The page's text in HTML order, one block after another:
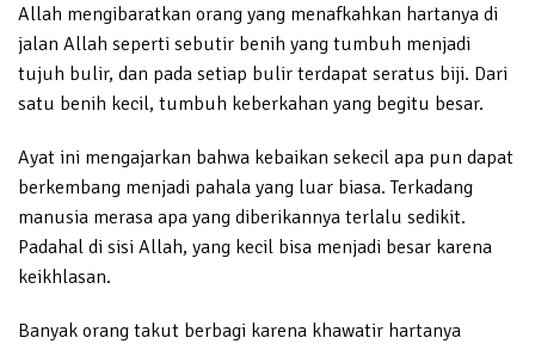
Allah mengibaratkan orang yang menafkahkan hartanya di
jalan Allah seperti sebutir benih yang tumbuh menjadi
tujuh bulir, dan pada setiap bulir terdapat seratus biji. Dari
satu benih kecil, tumbuh keberkahan yang begitu besar.
Ayat ini mengajarkan bahwa kebaikan sekecil apa pun dapat
berkembang menjadi pahala yang luar biasa. Terkadang
manusia merasa apa yang diberikannya terlalu sedikit.
Padahal di sisi Allah, yang kecil bisa menjadi besar karena
keikhlasan.
Banyak orang takut berbagi karena khawatir hartanya